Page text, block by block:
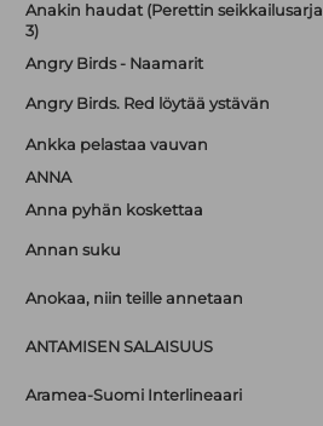
Anakin haudat (Perettin seikkailusarja
3)
Angry Birds - Naamarit
Angry Birds. Red löytää ystävän
Ankka pelastaa vauvan
ANNA
Anna pyhän koskettaa
Annan suku
Anokaa, niin teille annetaan
ANTAMISEN SALAISUUS
Aramea-Suomi Interlineaari